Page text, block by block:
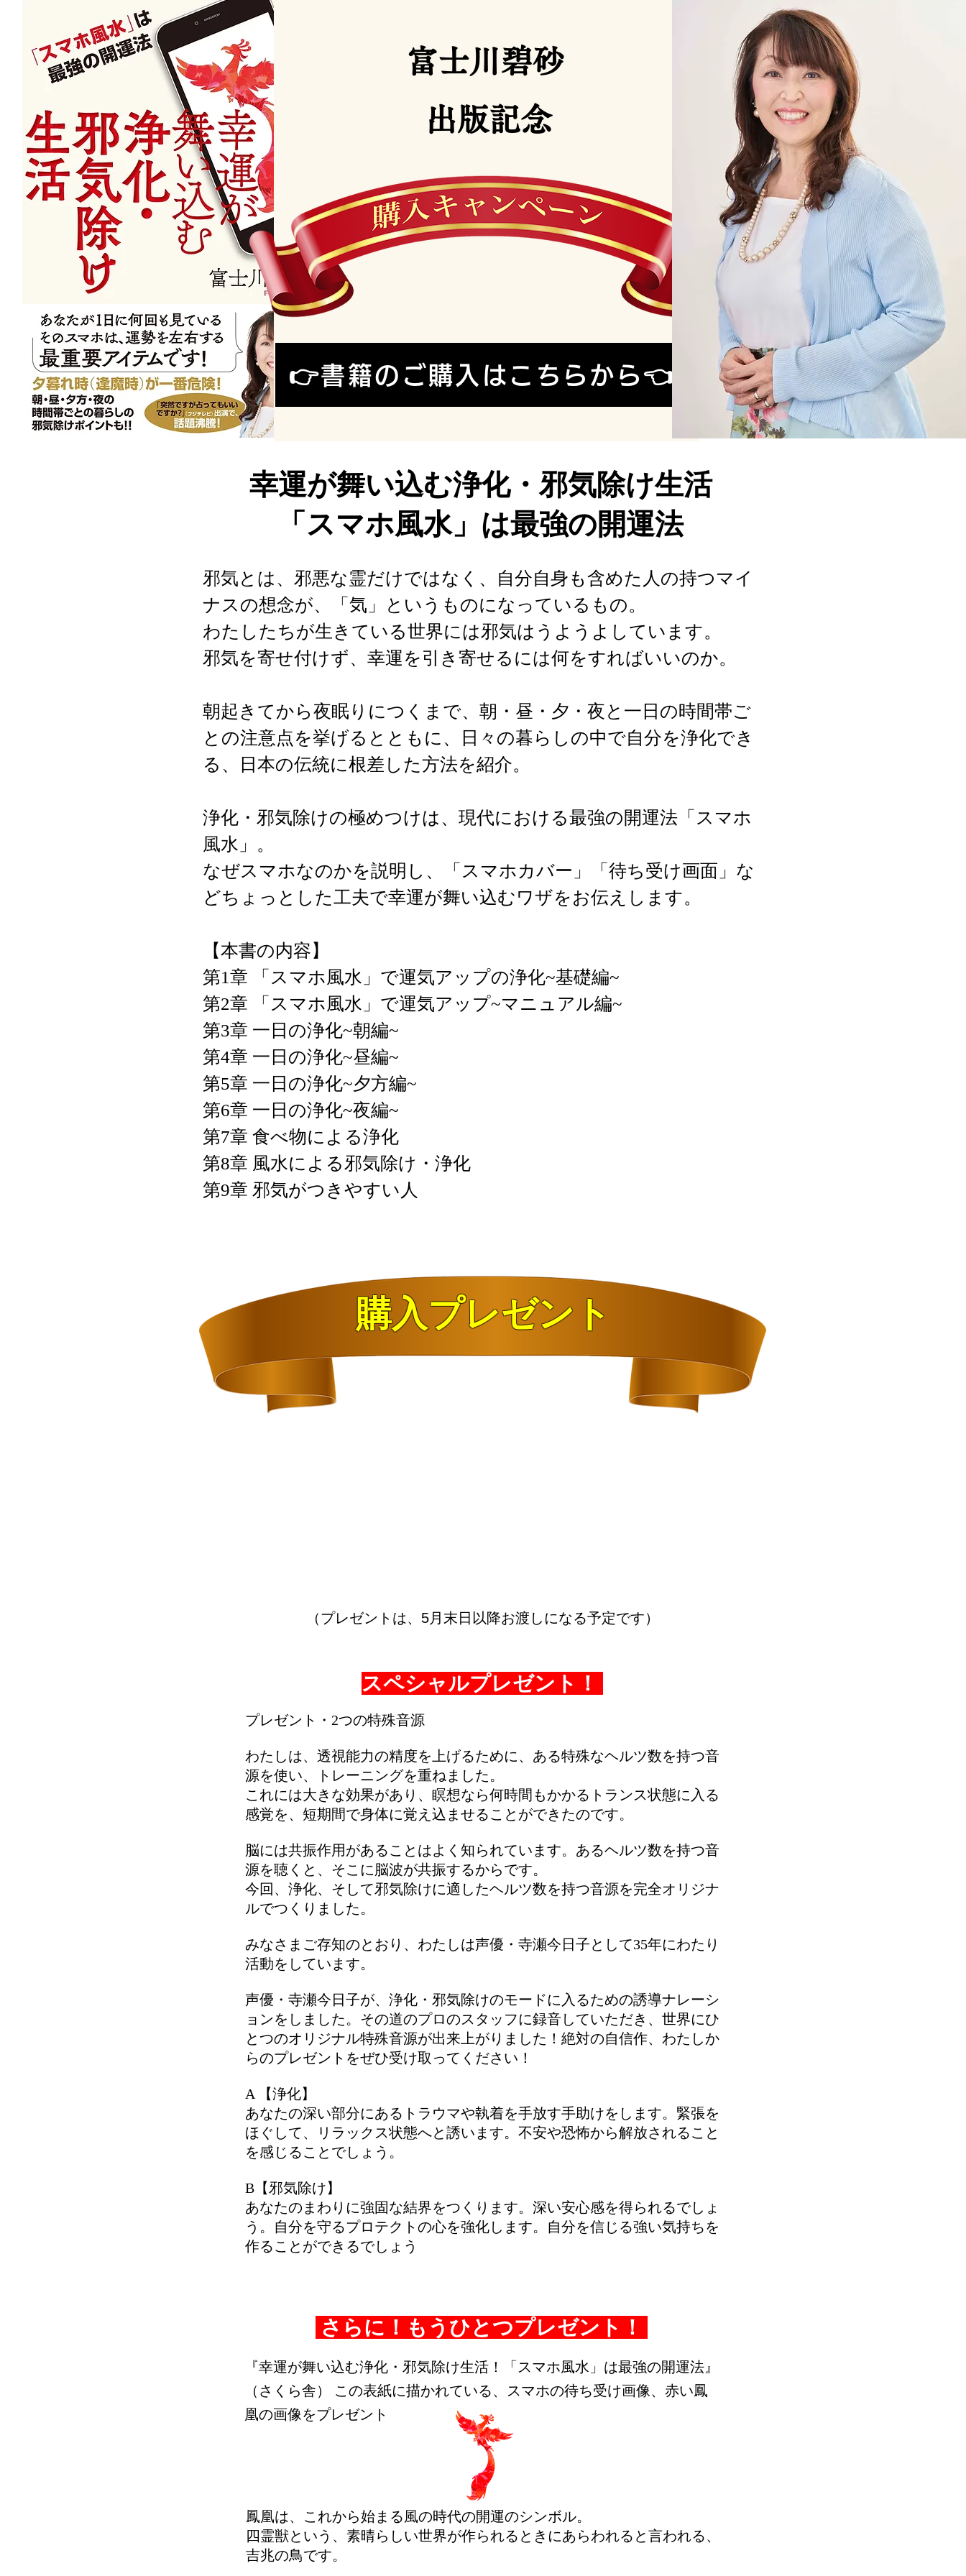
富士川碧砂
​出版記念
👉書籍のご購入はこちらから👈
幸運が舞い込む浄化・邪気除け生活
「スマホ風水」は最強の開運法
邪気とは、邪悪な霊だけではなく、自分自身も含めた人の持つマイ
ナスの想念が、「気」というものになっているもの。
わたしたちが生きている世界には邪気はうようよしています。
邪気を寄せ付けず、幸運を引き寄せるには何をすればいいのか。
朝起きてから夜眠りにつくまで、朝・昼・夕・夜と一日の時間帯ご
との注意点を挙げるとともに、日々の暮らしの中で自分を浄化でき
る、日本の伝統に根差した方法を紹介。
浄化・邪気除けの極めつけは、現代における最強の開運法「スマホ
風水」。
なぜスマホなのかを説明し、「スマホカバー」「待ち受け画面」な
どちょっとした工夫で幸運が舞い込むワザをお伝えします。
【本書の内容】
第1章 「スマホ風水」で運気アップの浄化~基礎編~
第2章 「スマホ風水」で運気アップ~マニュアル編~
第3章 一日の浄化~朝編~
第4章 一日の浄化~昼編~
第5章 一日の浄化~夕方編~
第6章 一日の浄化~夜編~
第7章 食べ物による浄化
第8章 風水による邪気除け・浄化
第9章 邪気がつきやすい人
購入プレゼント
（プレゼントは、5月末日以降お渡しになる予定です）
スペシャルプレゼント！
プレゼント・2つの特殊音源
わたしは、透視能力の精度を上げるために、ある特殊なヘルツ数を持つ音
源を使い、トレーニングを重ねました。
これには大きな効果があり、瞑想なら何時間もかかるトランス状態に入る
感覚を、短期間で身体に覚え込ませることができたのです。
脳には共振作用があることはよく知られています。あるヘルツ数を持つ音
源を聴くと、そこに脳波が共振するからです。
今回、浄化、そして邪気除けに適したヘルツ数を持つ音源を完全オリジナ
ルでつくりました。
みなさまご存知のとおり、わたしは声優・寺瀬今日子として35年にわたり
活動をしています。
声優・寺瀬今日子が、浄化・邪気除けのモードに入るための誘導ナレーシ
ョンをしました。その道のプロのスタッフに録音していただき、世界にひ
とつのオリジナル特殊音源が出来上がりました！絶対の自信作、わたしか
らのプレゼントをぜひ受け取ってください！
A 【浄化】
あなたの深い部分にあるトラウマや執着を手放す手助けをします。緊張を
ほぐして、リラックス状態へと誘います。不安や恐怖から解放されること
を感じることでしょう。
B【邪気除け】
あなたのまわりに強固な結界をつくります。深い安心感を得られるでしょ
う。自分を守るプロテクトの心を強化します。自分を信じる強い気持ちを
作ることができるでしょう
さらに！もうひとつプレゼント！
『幸運が舞い込む浄化・邪気除け生活！「スマホ風水」は最強の開運法』
（さくら舎） この表紙に描かれている、スマホの待ち受け画像、赤い鳳
凰の画像をプレゼント
鳳凰は、これから始まる風の時代の開運のシンボル。
四霊獣という、素晴らしい世界が作られるときにあらわれると言われる、
吉兆の鳥です。